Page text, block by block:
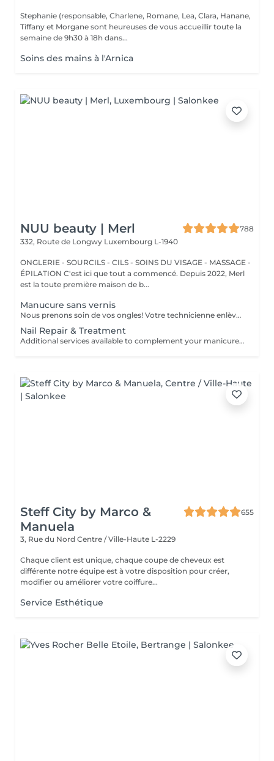
Stephanie (responsable, Charlene, Romane, Lea, Clara, Hanane,
Tiffany et Morgane sont heureuses de vous accueillir toute la
semaine de 9h30 à 18h dans...
Soins des mains à l'Arnica
NUU beauty | Merl
788
332, Route de Longwy Luxembourg L-1940
ONGLERIE - SOURCILS - CILS - SOINS DU VISAGE - MASSAGE -
ÉPILATION C'est ici que tout a commencé. Depuis 2022, Merl
est la toute première maison de b...
Manucure sans vernis
Nous prenons soin de vos ongles! Votre technicienne enlèvera délicatement les cellules mortes, façonnera et limera vos ongles, et polira la surface extérieure pour un fini lisse et naturel. Nos experts proposent des manucures à bords, hardware ou combinées, selon vos préférences. Comment se fait une manucure sans vernis? - la peau rugueuse est délicatement enlevée - la forme de la plaque de l'ongle est corrigée avec douceur - les cuticules et bords latéraux sont soigneusement traités - de l'huile nourrissante pour les cuticules et de la crème pour les mains sont appliquées pour nourrir et hydrater Limitations d'âge: recommandé à partir de 14 ans. Recommandations post-procédure: aucun soin particulier n'est nécessaire après cette procédure. Fréquence: une fois toutes les 3 semaines.
Nail Repair & Treatment
Additional services available to complement your manicure or as standalone treatments. Nail Repair per nail (during service) Minor repair of a single nail (small crack, local damage or broken nail). This option can be added multiple times if more than one nail requires repair. Charged at 3€ per nail for Manicure with Gel Polish services. Nail Repair per nail (walk-in) Repair of one nail without manicure or polish application. Suitable for clients booking a repair only. Onycholysis Treatment per nail Targeted care for nails affected by onycholysis. Performed without polish to support healthy nail recovery. IBX Nail Repair System Professional nail treatment designed to strengthen and restore natural nails. Can be booked alone or combined with gel removal for deeper repair. Gel Polish Removal Gentle and careful removal of gel polish.
Steff City by Marco &
Manuela
655
3, Rue du Nord Centre / Ville-Haute L-2229
Chaque client est unique, chaque coupe de cheveux est
différente notre équipe est à votre disposition pour créer,
modifier ou améliorer votre coiffure...
Service Esthétique